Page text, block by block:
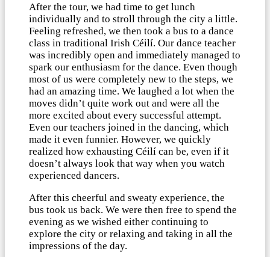
After the tour, we had time to get lunch
individually and to stroll through the city a little.
Feeling refreshed, we then took a bus to a dance
class in traditional Irish Céilí. Our dance teacher
was incredibly open and immediately managed to
spark our enthusiasm for the dance. Even though
most of us were completely new to the steps, we
had an amazing time. We laughed a lot when the
moves didn’t quite work out and were all the
more excited about every successful attempt.
Even our teachers joined in the dancing, which
made it even funnier. However, we quickly
realized how exhausting Céilí can be, even if it
doesn’t always look that way when you watch
experienced dancers.
After this cheerful and sweaty experience, the
bus took us back. We were then free to spend the
evening as we wished either continuing to
explore the city or relaxing and taking in all the
impressions of the day.